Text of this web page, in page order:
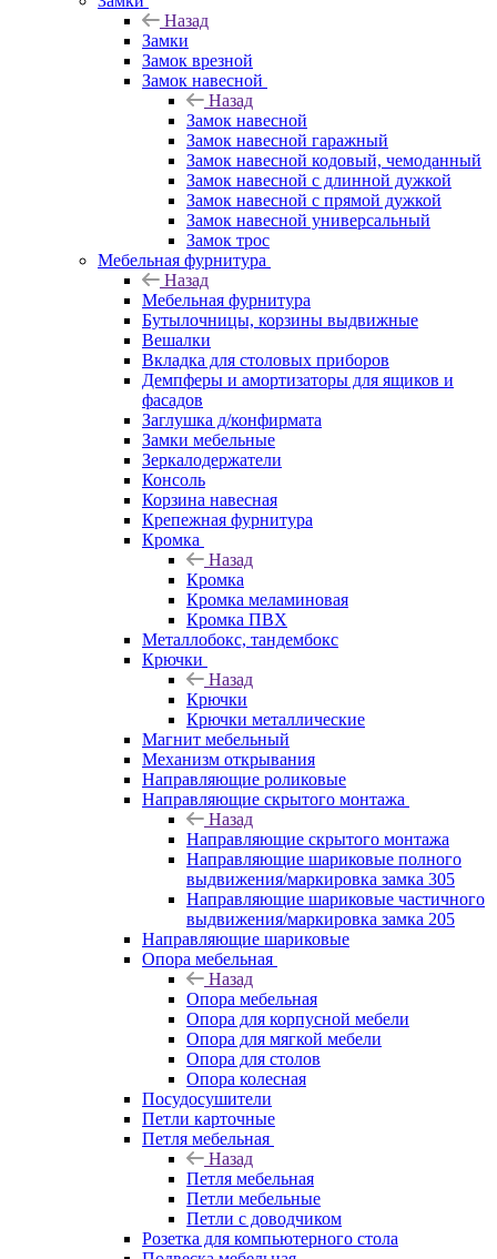
Назад
Замки
Замок врезной
Замок навесной
Назад
Замок навесной
Замок навесной гаражный
Замок навесной кодовый, чемоданный
Замок навесной с длинной дужкой
Замок навесной с прямой дужкой
Замок навесной универсальный
Замок трос
Мебельная фурнитура
Назад
Мебельная фурнитура
Бутылочницы, корзины выдвижные
Вешалки
Вкладка для столовых приборов
Демпферы и амортизаторы для ящиков и
фасадов
Заглушка д/конфирмата
Замки мебельные
Зеркалодержатели
Консоль
Корзина навесная
Крепежная фурнитура
Кромка
Назад
Кромка
Кромка меламиновая
Кромка ПВХ
Металлобокс, тандембокс
Крючки
Назад
Крючки
Крючки металлические
Магнит мебельный
Механизм открывания
Направляющие роликовые
Направляющие скрытого монтажа
Назад
Направляющие скрытого монтажа
Направляющие шариковые полного
выдвижения/маркировка замка 305
Направляющие шариковые частичного
выдвижения/маркировка замка 205
Направляющие шариковые
Опора мебельная
Назад
Опора мебельная
Опора для корпусной мебели
Опора для мягкой мебели
Опора для столов
Опора колесная
Посудосушители
Петли карточные
Петля мебельная
Назад
Петля мебельная
Петли мебельные
Петли с доводчиком
Розетка для компьютерного стола